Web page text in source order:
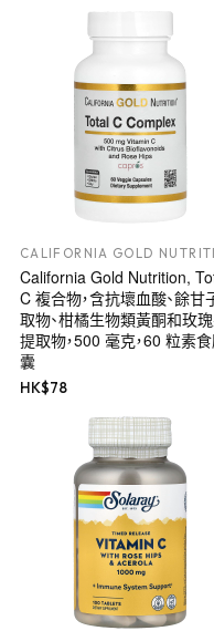
CALIFORNIA GOLD
California Gold Nutrition,
C 複合物，含抗壞血酸、餘甘
取物、柑橘生物類黃酮和玫
提取物，500 毫克，60 粒素
囊
HK$78